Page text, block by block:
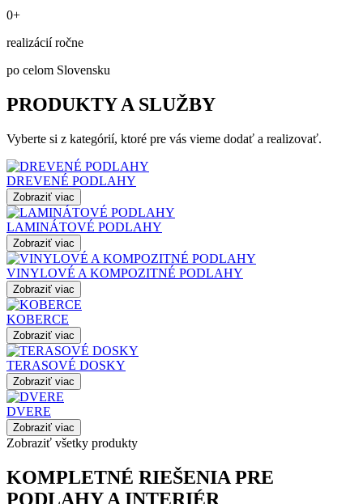
0+
realizácií ročne
po celom Slovensku
PRODUKTY A SLUŽBY
Vyberte si z kategórií, ktoré pre vás vieme dodať a realizovať.
DREVENÉ PODLAHY
Zobraziť viac
LAMINÁTOVÉ PODLAHY
Zobraziť viac
VINYLOVÉ A KOMPOZITNÉ PODLAHY
Zobraziť viac
KOBERCE
Zobraziť viac
TERASOVÉ DOSKY
Zobraziť viac
DVERE
Zobraziť viac
Zobraziť všetky produkty
KOMPLETNÉ RIEŠENIA PRE
PODLAHY A INTERIÉR